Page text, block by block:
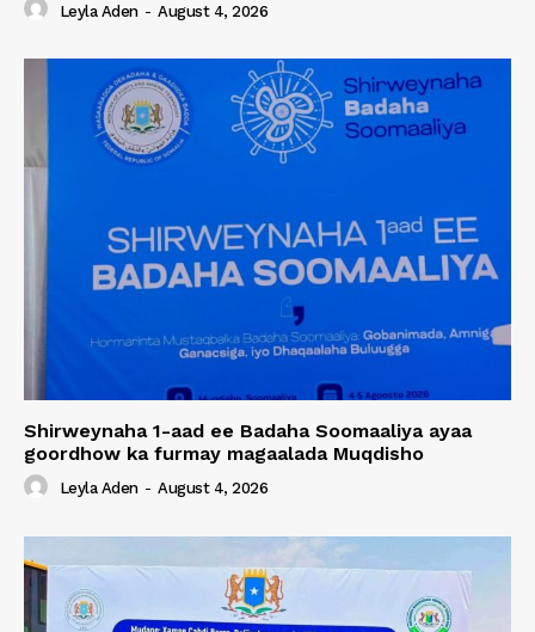
Leyla Aden - August 4, 2026
Shirweynaha 1-aad ee Badaha Soomaaliya ayaa
goordhow ka furmay magaalada Muqdisho
Leyla Aden - August 4, 2026